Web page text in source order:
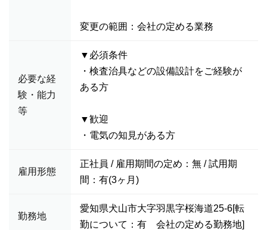
変更の範囲：会社の定める業務
必要な経
験・能力
等
▼必須条件
・検査治具などの設備設計をご経験が
ある方
▼歓迎
・電気の知見がある方
雇用形態
正社員 / 雇用期間の定め：無 / 試用期
間：有(3ヶ月)
勤務地
愛知県犬山市大字羽黒字桜海道25-6[転
勤について：有 会社の定める勤務地]